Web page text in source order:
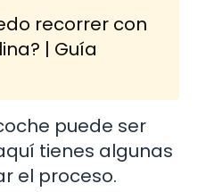
recorrer con
| Guía
puede ser
tienes algunas
el proceso.